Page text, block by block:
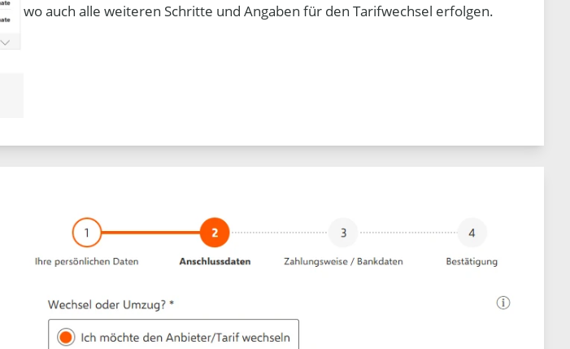
wo auch alle weiteren Schritte und Angaben für den Tarifwechsel erfolgen.